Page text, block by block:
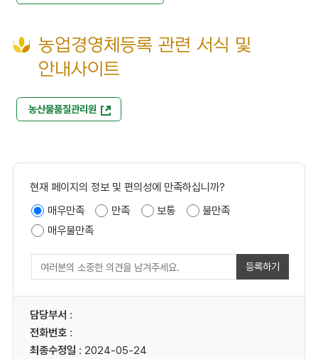
농업경영체등록 관련 서식 및
안내사이트
농산물품질관리원
현재 페이지의 정보 및 편의성에 만족하십니까?
매우만족
만족 보통
불만족
매우불만족
등록하기
담당부서 :
전화번호:
최종수정일 : 2024-05-24